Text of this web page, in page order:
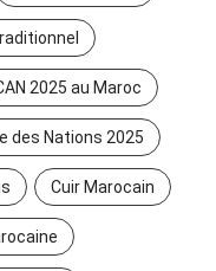
2025 au Maroc
des Nations 2025
Cuir Marocain